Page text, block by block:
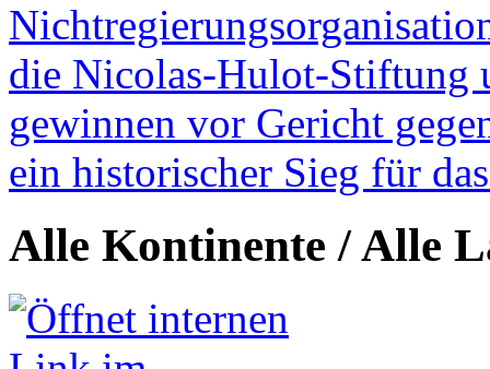
die Nicolas-Hulot-Stiftung
gewinnen vor Gericht
ein historischer Sieg für
Alle Kontinente / Alle